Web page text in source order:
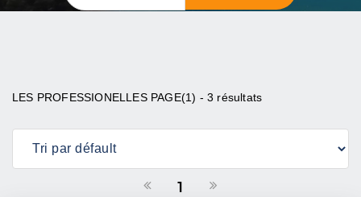
LES PROFESSIONELLES PAGE(1) - 3 résultats
1